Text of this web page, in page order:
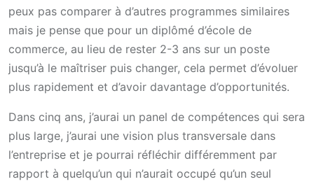
peux pas comparer à d’autres programmes similaires
mais je pense que pour un diplômé d’école de
commerce, au lieu de rester 2-3 ans sur un poste
jusqu’à le maîtriser puis changer, cela permet d’évoluer
plus rapidement et d’avoir davantage d’opportunités.
Dans cinq ans, j’aurai un panel de compétences qui sera
plus large, j’aurai une vision plus transversale dans
l’entreprise et je pourrai réfléchir différemment par
rapport à quelqu’un qui n’aurait occupé qu’un seul